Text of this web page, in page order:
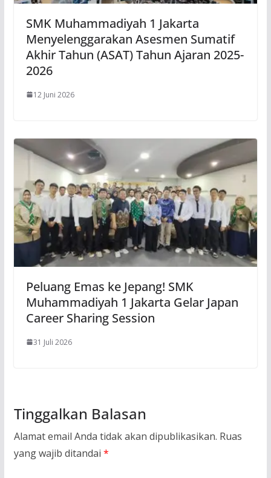
SMK Muhammadiyah 1 Jakarta
Menyelenggarakan Asesmen Sumatif
Akhir Tahun (ASAT) Tahun Ajaran 2025-
2026
12 Juni 2026
Peluang Emas ke Jepang! SMK
Muhammadiyah 1 Jakarta Gelar Japan
Career Sharing Session
31 Juli 2026
Tinggalkan Balasan
Alamat email Anda tidak akan dipublikasikan. Ruas
yang wajib ditandai *